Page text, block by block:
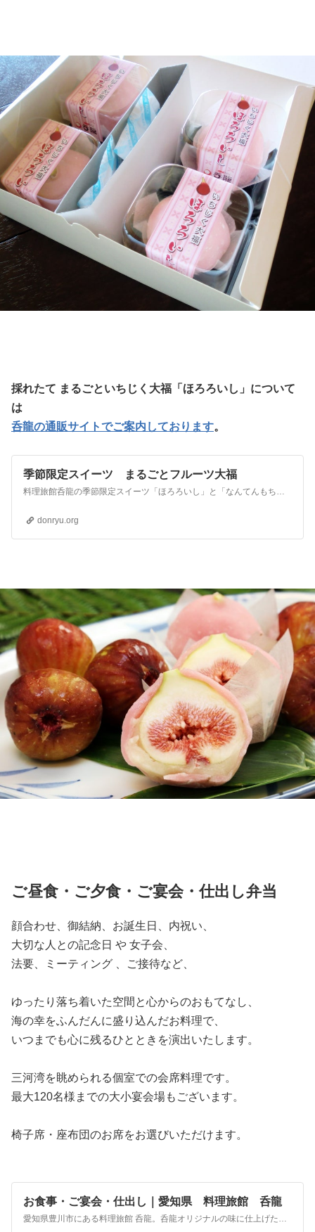
採れたて まるごといちじく大福「ほろろいし」について
は
呑龍の通販サイトでご案内しております。
季節限定スイーツ まるごとフルーツ大福
料理旅館呑龍の季節限定スイーツ「ほろろいし」と「なんてんもち」は、まるごといちじく大福とまるごとキウイ大福です。出来たてを冷蔵（クール便）で全国発送いたします。
donryu.org
ご昼食・ご夕食・ご宴会・仕出し弁当
顔合わせ、御結納、お誕生日、内祝い、
大切な人との記念日 や 女子会、
法要、ミーティング 、ご接待など、
ゆったり落ち着いた空間と心からのおもてなし、
海の幸をふんだんに盛り込んだお料理で、
いつまでも心に残るひとときを演出いたします。
三河湾を眺められる個室での会席料理です。
最大120名様までの大小宴会場もございます。
椅子席・座布団のお席をお選びいただけます。
お食事・ご宴会・仕出し｜愛知県 料理旅館 呑龍